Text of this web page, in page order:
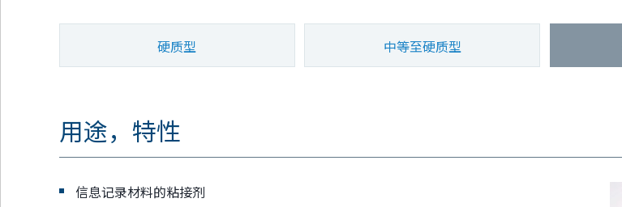
硬质型 中等至硬质型
用途，特性
信息记录材料的粘接剂